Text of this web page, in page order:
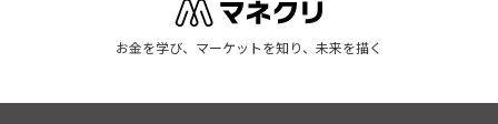
お金を学び、マーケットを知り、未来を描く